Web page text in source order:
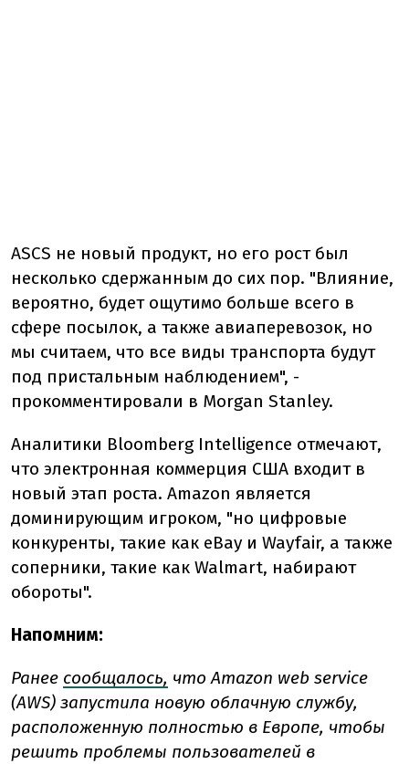
ASCS не новый продукт, но его рост был
несколько сдержанным до сих пор. "Влияние,
вероятно, будет ощутимо больше всего в
сфере посылок, а также авиаперевозок, но
мы считаем, что все виды транспорта будут
под пристальным наблюдением", -
прокомментировали в Morgan Stanley.
Аналитики Bloomberg Intelligence отмечают,
что электронная коммерция США входит в
новый этап роста. Amazon является
доминирующим игроком, "но цифровые
конкуренты, такие как eBay и Wayfair, а также
соперники, такие как Walmart, набирают
обороты".
Напомним:
Ранее сообщалось, что Amazon web service
(AWS) запустила новую облачную службу,
расположенную полностью в Европе, чтобы
решить проблемы пользователей в